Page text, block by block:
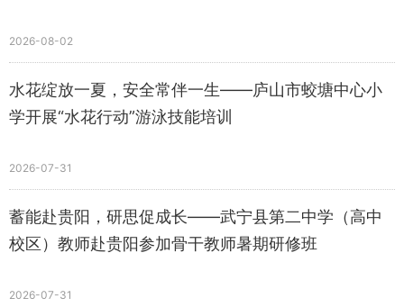
2026-08-02
水花绽放一夏，安全常伴一生——庐山市蛟塘中心小
学开展“水花行动”游泳技能培训
2026-07-31
蓄能赴贵阳，研思促成长——武宁县第二中学（高中
校区）教师赴贵阳参加骨干教师暑期研修班
2026-07-31